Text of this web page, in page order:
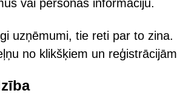
vai personas informāciju.
uzņēmumi, tie reti par to zina.
no klikšķiem un